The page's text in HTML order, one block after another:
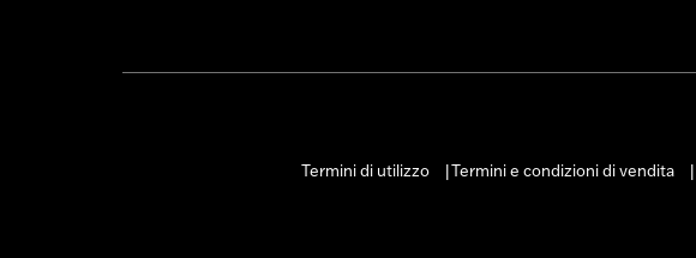
Termini di utilizzo
Termini e condizioni di vendita